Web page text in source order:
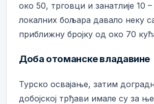
око 50, трговци и занатлије 10
локалних бољара давало неку
приближну бројку од око 70
Доба отоманске владавине
Турско освајање, затим
добојској трђави имале су за